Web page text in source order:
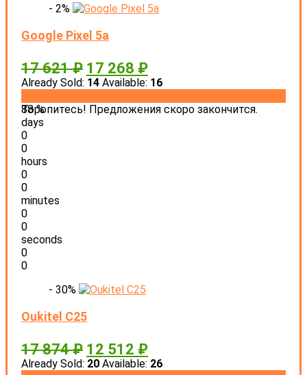
- 2%
Google Pixel 5a
17 621₽ 17 268 ₽
Already Sold: 14 Available: 16
88 %
Торопитесь! Предложения скоро закончится.
days
0
0
hours
0
0
minutes
0
0
seconds
0
0
- 30%
Oukitel C25
17 874₽ 12 512 ₽
Already Sold: 20 Available: 26